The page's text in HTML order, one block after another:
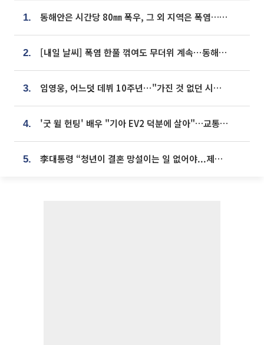
1. 동해안은 시간당 80㎜ 폭우, 그 외 지역은 폭염…‘극과 극 날씨’
2. [내일 날씨] 폭염 한풀 꺾여도 무더위 계속⋯동해안 이틀 연속 비
3. 임영웅, 어느덧 데뷔 10주년⋯"가진 것 없던 시절, 내 앞엔 20명의 팬뿐"
4. '굿 윌 헌팅' 배우 "기아 EV2 덕분에 살아"…교통사고 후 안전성 극찬
5. 李대통령 “청년이 결혼 망설이는 일 없어야...제도상 불이익 조사”